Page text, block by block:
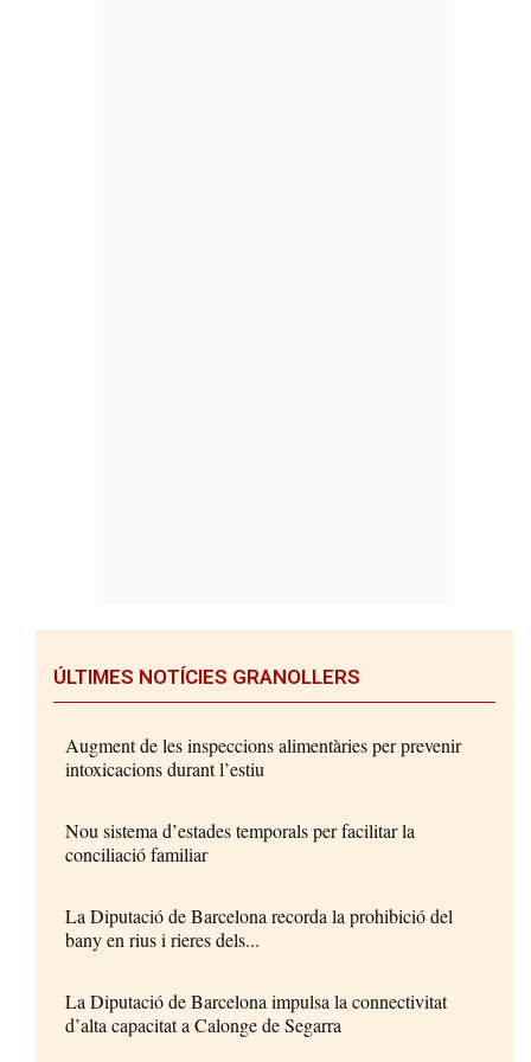
ÚLTIMES NOTÍCIES GRANOLLERS
Augment de les inspeccions alimentàries per prevenir
intoxicacions durant l’estiu
Nou sistema d’estades temporals per facilitar la
conciliació familiar
La Diputació de Barcelona recorda la prohibició del
bany en rius i rieres dels...
La Diputació de Barcelona impulsa la connectivitat
d’alta capacitat a Calonge de Segarra